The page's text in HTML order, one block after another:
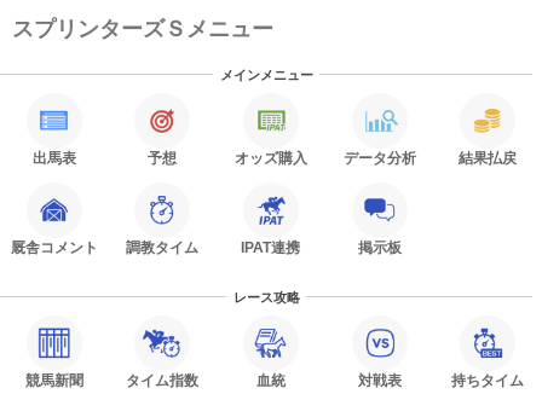
スプリンターズＳメニュー
メインメニュー
出馬表 予想 オッズ購入 データ分析 結果払戻
厩舎コメント 調教タイム IPAT連携 掲示板
レース攻略
競馬新聞 タイム指数 血統 対戦表 持ちタイム